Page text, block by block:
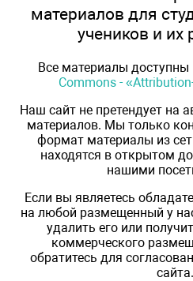
материалов для
учеников и их
Все материалы доступны
Commons -
Наш сайт не претендует на
материалов. Мы только
формат материалы из
находятся в открытом
нашими
Если вы являетесь
на любой размещенный у
удалить его или
коммерческого
обратитесь для
сайта.